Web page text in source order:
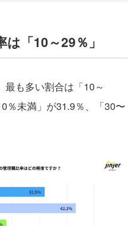
「10～29％」
も多い割合は「10～
％未満」が31.9％、「30〜